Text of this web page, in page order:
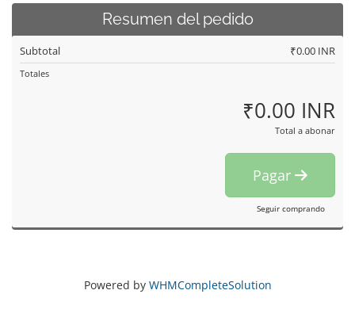
Resumen del pedido
Subtotal ₹0.00 INR
Totales
₹0.00 INR
Total a abonar
Pagar
Seguir comprando
Powered by WHMCompleteSolution